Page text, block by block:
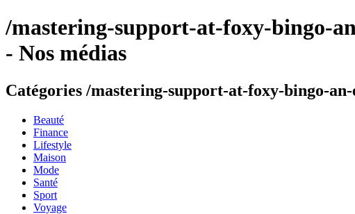
/mastering-support-at-foxy-bingo-
- Nos médias
Catégories /mastering-support-at-foxy-bingo-
Beauté
Finance
Lifestyle
Maison
Mode
Santé
Sport
Voyage